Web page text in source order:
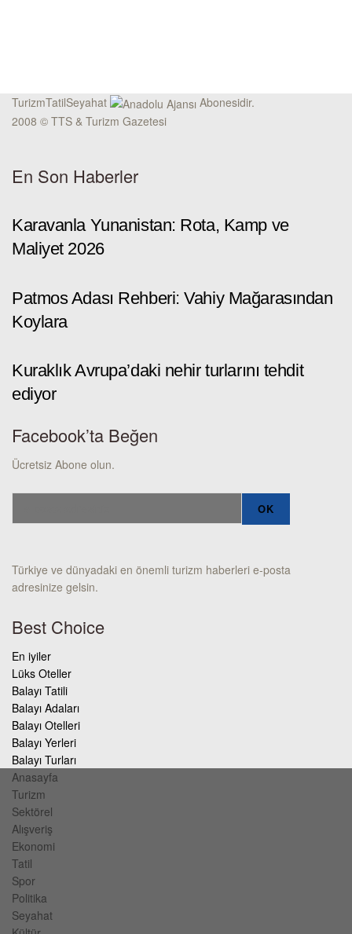
TurizmTatilSeyahat
Abonesidir.
2008 © TTS & Turizm Gazetesi
En Son Haberler
Karavanla Yunanistan: Rota, Kamp ve
Maliyet 2026
Patmos Adası Rehberi: Vahiy Mağarasından
Koylara
Kuraklık Avrupa’daki nehir turlarını tehdit
ediyor
Facebook’ta Beğen
Ücretsiz Abone olun.
Türkiye ve dünyadaki en önemli turizm haberleri e-posta
adresinize gelsin.
Best Choice
En iyiler
Lüks Oteller
Balayı Tatili
Balayı Adaları
Balayı Otelleri
Balayı Yerleri
Balayı Turları
Anasayfa
Turizm
Sektörel
Alışveriş
Ekonomi
Tatil
Spor
Politika
Seyahat